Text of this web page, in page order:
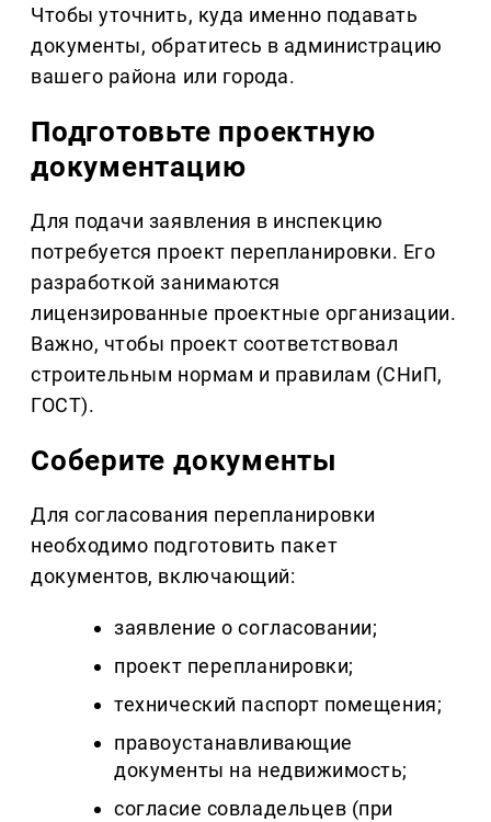
Чтобы уточнить, куда именно подавать
документы, обратитесь в администрацию
вашего района или города.
Подготовьте проектную
документацию
Для подачи заявления в инспекцию
потребуется проект перепланировки. Его
разработкой занимаются
лицензированные проектные организации.
Важно, чтобы проект соответствовал
строительным нормам и правилам (СНиП,
ГОСТ).
Соберите документы
Для согласования перепланировки
необходимо подготовить пакет
документов, включающий:
заявление о согласовании;
проект перепланировки;
технический паспорт помещения;
правоустанавливающие
документы на недвижимость;
согласие совладельцев (при